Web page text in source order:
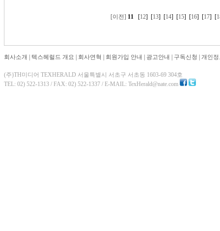
[이전] 11 [12] [13] [14] [15] [16] [17] [
회사소개 텍스헤럴드 개요 회사연혁 회원가입 안내 광고안내 구독신청 개인
(주)TH미디어 TEXHERALD 서울특별시 서초구 서초동 1603-69 304호
TEL: 02) 522-1313 / FAX: 02) 522-1337 / E-MAIL: TexHerald@nate.com